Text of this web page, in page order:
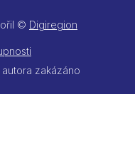
© Digiregion
zakázáno